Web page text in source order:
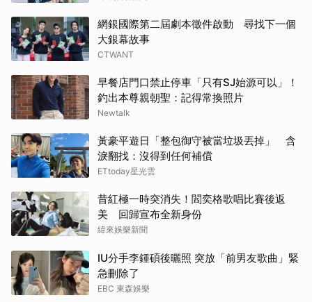
網銀國際第二屆劇本徵件啟動 尋找下一個
大銀幕故事
CTWANT
早餐店門口禁止停車「只有SJ始源可以」！
釣出本尊親朝聖：記得常換照片
Newtalk
黃豪平遊日「整包御守被當垃圾丟掉」 含
淚翻找：沒得到任何補償
ETtoday星光雲
昔紅極一時突消失！閻奕格歌唱比賽後返
美 回歸宣布全新身份
緯來娛樂新聞
IU分手李鍾碩後曬照 突放「前男友歌曲」緊
急刪除了
EBC 東森娛樂